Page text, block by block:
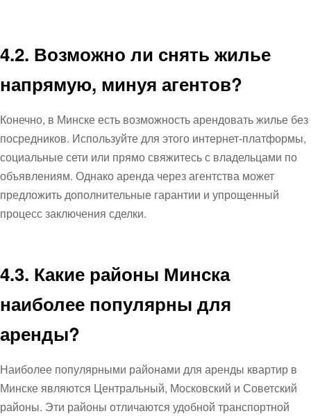
4.2. Возможно ли снять жилье
напрямую, минуя агентов?
Конечно, в Минске есть возможность арендовать жилье без
посредников. Используйте для этого интернет-платформы,
социальные сети или прямо свяжитесь с владельцами по
объявлениям. Однако аренда через агентства может
предложить дополнительные гарантии и упрощенный
процесс заключения сделки.
4.3. Какие районы Минска
наиболее популярны для
аренды?
Наиболее популярными районами для аренды квартир в
Минске являются Центральный, Московский и Советский
районы. Эти районы отличаются удобной транспортной